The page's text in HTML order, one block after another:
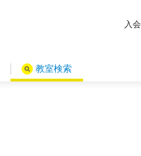
入
教室検索